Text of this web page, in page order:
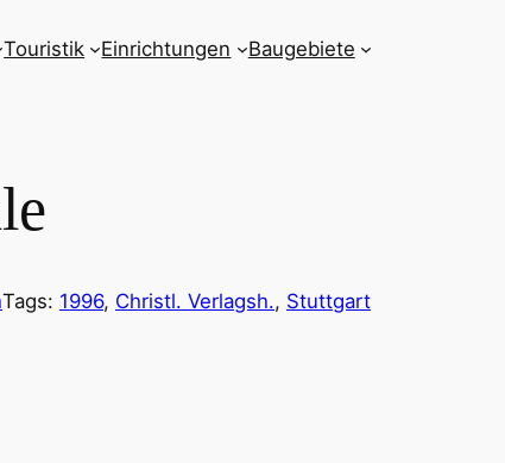
Touristik Einrichtungen Baugebiete
Tags: 1996, Christl. Verlagsh., Stuttgart